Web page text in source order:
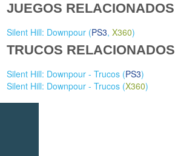
JUEGOS RELACIONADOS
Silent Hill: Downpour (PS3,X360)
TRUCOS RELACIONADOS
Silent Hill: Downpour - Trucos (PS3)
Silent Hill: Downpour - Trucos (X360)